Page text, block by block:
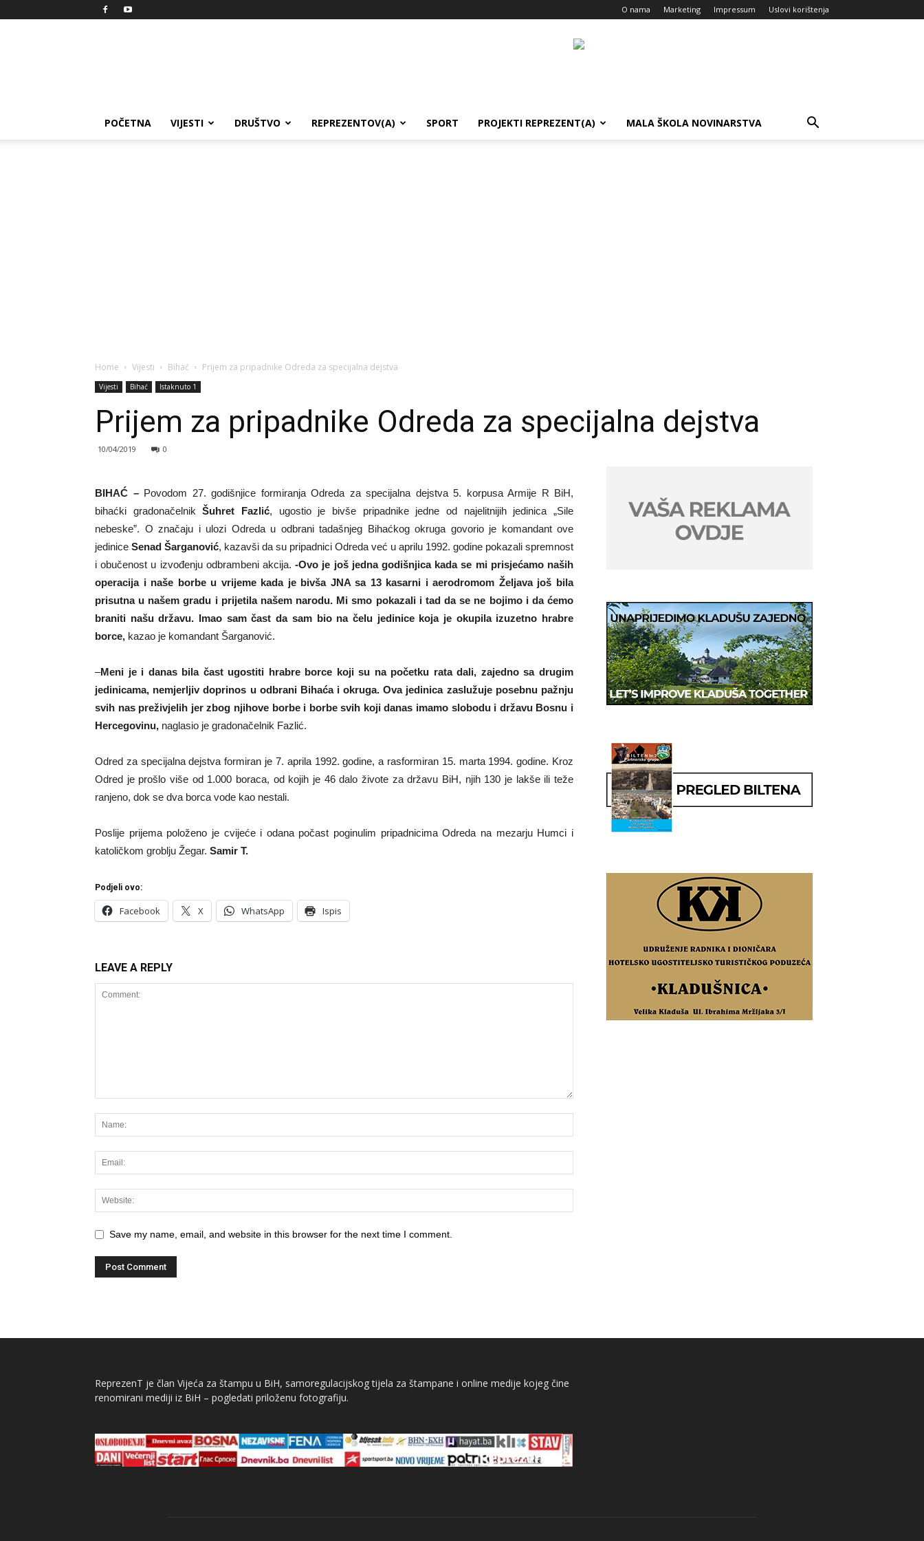
O nama Marketing Impressum Uslovi korištenja
POČETNA VIJESTI DRUŠTVO REPREZENTOV(A) SPORT PROJEKTI REPREZENT(A) MALA ŠKOLA NOVINARSTVA
Home Vijesti Bihać Prijem za pripadnike Odreda za specijalna dejstva
Vijesti Bihać Istaknuto 1
Prijem za pripadnike Odreda za specijalna dejstva
10/04/2019 0
BIHAĆ –Povodom 27. godišnjice formiranja Odreda za specijalna dejstva 5. korpusa Armije R BiH,
bihaćki gradonačelnikŠuhret Fazlić, ugostio je bivše pripadnike jedne od najelitnijih jedinica „Sile
nebeske”. O značaju i ulozi Odreda u odbrani tadašnjeg Bihaćkog okruga govorio je komandant ove
jedinice Senad Šarganović, kazavši da su pripadnici Odreda već u aprilu 1992. godine pokazali spremnost
i obučenost u izvođenju odbrambeni akcija.-Ovo je još jedna godišnjica kada se mi prisjećamo naših
operacija i naše borbe u vrijeme kada je bivša JNA sa 13 kasarni i aerodromom Željava još bila
prisutna u našem gradu i prijetila našem narodu. Mi smo pokazali i tad da se ne bojimo i da ćemo
braniti našu državu. Imao sam čast da sam bio na čelu jedinice koja je okupila izuzetno hrabre
borce, kazao je komandant Šarganović.
–Meni je i danas bila čast ugostiti hrabre borce koji su na početku rata dali, zajedno sa drugim
jedinicama, nemjerljiv doprinos u odbrani Bihaća i okruga. Ova jedinica zaslužuje posebnu pažnju
svih nas preživjelih jer zbog njihove borbe i borbe svih koji danas imamo slobodu i državu Bosnu i
Hercegovinu, naglasio je gradonačelnik Fazlić.
Odred za specijalna dejstva formiran je 7. aprila 1992. godine, a rasformiran 15. marta 1994. godine. Kroz
Odred je prošlo više od 1.000 boraca, od kojih je 46 dalo živote za državu BiH, njih 130 je lakše ili teže
ranjeno, dok se dva borca vode kao nestali.
Poslije prijema položeno je cvijeće i odana počast poginulim pripadnicima Odreda na mezarju Humci i
katoličkom groblju Žegar. Samir T.
Podjeli ovo:
Facebook X WhatsApp Ispis
LEAVE A REPLY
Save my name, email, and website in this browser for the next time I comment.
ReprezenT je član Vijeća za štampu u BiH, samoregulacijskog tijela za štampane i online medije kojeg čine
renomirani mediji iz BiH – pogledati priloženu fotografiju.